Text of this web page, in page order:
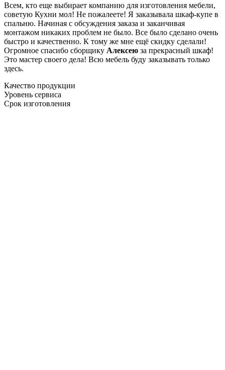
Всем, кто еще выбирает компанию для изготовления мебели,
советую Кухни мол! Не пожалеете! Я заказывала шкаф-купе в
спальню. Начиная с обсуждения заказа и заканчивая
монтажом никаких проблем не было. Все было сделано очень
быстро и качественно. К тому же мне ещё скидку сделали!
Огромное спасибо сборщику Алексею за прекрасный шкаф!
Это мастер своего дела! Всю мебель буду заказывать только
здесь.
Качество продукции
Уровень сервиса
Срок изготовления